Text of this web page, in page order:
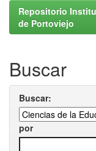
Repositorio
de Portoviejo
Buscar
Buscar:
por